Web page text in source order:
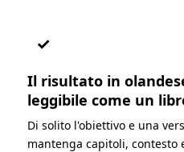
✓
Il risultato in
leggibile come un
Di solito l'obiettivo e una
mantenga capitoli,